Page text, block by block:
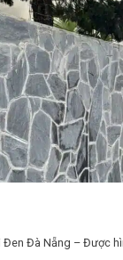
Đà Nẵng – Được